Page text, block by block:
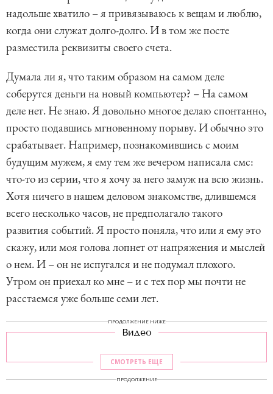
надольше хватило – я привязываюсь к вещам и люблю,
когда они служат долго-долго. И в том же посте
разместила реквизиты своего счета.
Думала ли я, что таким образом на самом деле
соберутся деньги на новый компьютер? – На самом
деле нет. Не знаю. Я довольно многое делаю спонтанно,
просто подавшись мгновенному порыву. И обычно это
срабатывает. Например, познакомившись с моим
будущим мужем, я ему тем же вечером написала смс:
что-то из серии, что я хочу за него замуж на всю жизнь.
Хотя ничего в нашем деловом знакомстве, длившемся
всего несколько часов, не предполагало такого
развития событий. Я просто поняла, что или я ему это
скажу, или моя голова лопнет от напряжения и мыслей
о нем. И – он не испугался и не подумал плохого.
Утром он приехал ко мне – и с тех пор мы почти не
расстаемся уже больше семи лет.
ПРОДОЛЖЕНИЕ НИЖЕ
Видео
СМОТРЕТЬ ЕЩЕ
ПРОДОЛЖЕНИЕ